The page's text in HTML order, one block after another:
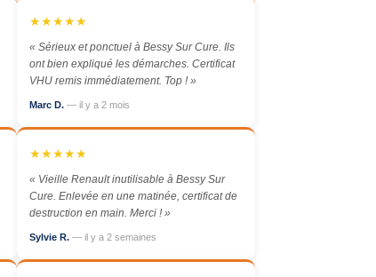
★★★★★
« Sérieux et ponctuel à Bessy Sur Cure. Ils
ont bien expliqué les démarches. Certificat
VHU remis immédiatement. Top ! »
Marc D. — il y a 2 mois
★★★★★
« Vieille Renault inutilisable à Bessy Sur
Cure. Enlevée en une matinée, certificat de
destruction en main. Merci ! »
Sylvie R. — il y a 2 semaines